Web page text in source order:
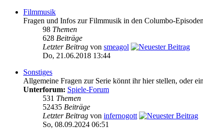
Filmmusik
Fragen und Infos zur Filmmusik in den Columbo-
98 Themen
628 Beiträge
Letzter Beitrag von smeagol
Do, 21.06.2018 13:44
Sonstiges
Allgemeine Fragen zur Serie könnt ihr hier stellen, oder
Unterforum: Spiele-Forum
531 Themen
52435 Beiträge
Letzter Beitrag von infernogott
So, 08.09.2024 06:51